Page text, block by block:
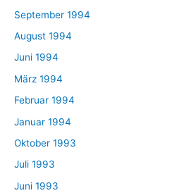
September 1994
August 1994
Juni 1994
März 1994
Februar 1994
Januar 1994
Oktober 1993
Juli 1993
Juni 1993